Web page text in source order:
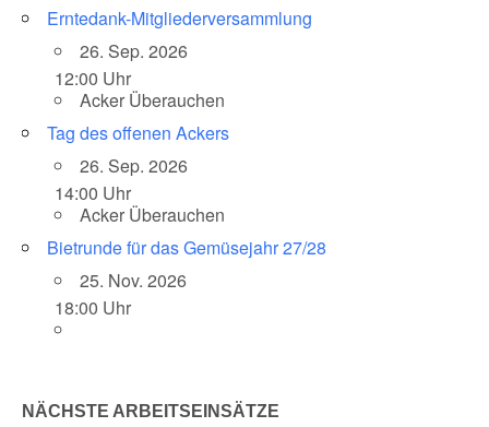
Erntedank-Mitgliederversammlung
26. Sep. 2026
12:00 Uhr
Acker Überauchen
Tag des offenen Ackers
26. Sep. 2026
14:00 Uhr
Acker Überauchen
Bietrunde für das Gemüsejahr 27/28
25. Nov. 2026
18:00 Uhr
NÄCHSTE ARBEITSEINSÄTZE